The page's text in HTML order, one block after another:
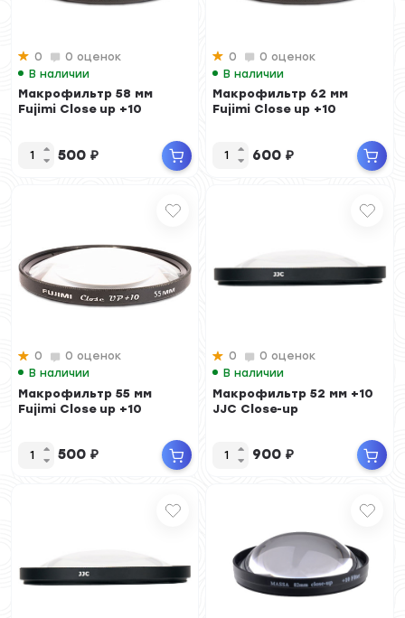
0
0 оценок
В наличии
Макрофильтр 58 мм
Fujimi Close up +10
500 ₽
0
0 оценок
В наличии
Макрофильтр 62 мм
Fujimi Close up +10
600 ₽
0
0 оценок
В наличии
Макрофильтр 55 мм
Fujimi Close up +10
500 ₽
0
0 оценок
В наличии
Макрофильтр 52 мм +10
JJC Close-up
900 ₽